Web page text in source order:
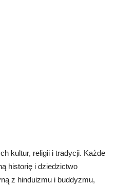
kultur, religii i tradycji. Każde
historię i dziedzictwo
z hinduizmu i buddyzmu,